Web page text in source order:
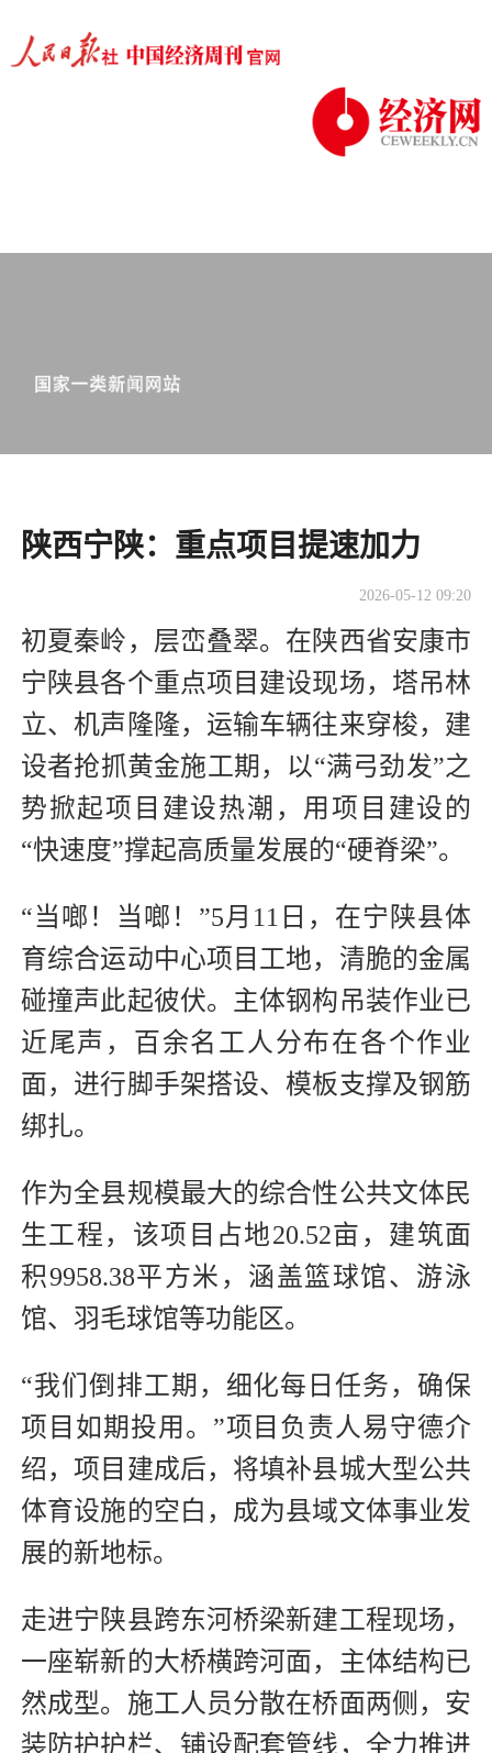
陕西宁陕：重点项目提速加力
2026-05-12 09:20
初夏秦岭，层峦叠翠。在陕西省安康市
宁陕县各个重点项目建设现场，塔吊林
立、机声隆隆，运输车辆往来穿梭，建
设者抢抓黄金施工期，以“满弓劲发”之
势掀起项目建设热潮，用项目建设的
“快速度”撑起高质量发展的“硬脊梁”。
“当啷！当啷！”5月11日，在宁陕县体
育综合运动中心项目工地，清脆的金属
碰撞声此起彼伏。主体钢构吊装作业已
近尾声，百余名工人分布在各个作业
面，进行脚手架搭设、模板支撑及钢筋
绑扎。
作为全县规模最大的综合性公共文体民
生工程，该项目占地20.52亩，建筑面
积9958.38平方米，涵盖篮球馆、游泳
馆、羽毛球馆等功能区。
“我们倒排工期，细化每日任务，确保
项目如期投用。”项目负责人易守德介
绍，项目建成后，将填补县城大型公共
体育设施的空白，成为县域文体事业发
展的新地标。
走进宁陕县跨东河桥梁新建工程现场，
一座崭新的大桥横跨河面，主体结构已
然成型。施工人员分散在桥面两侧，安
装防护护栏、铺设配套管线，全力推进